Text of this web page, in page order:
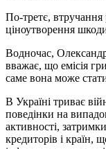
По-третє, втручання
ціноутворення
Водночас,
вважає, що емісія
саме вона може
В Україні триває
поведінки на
активності,
кредиторів і країн,